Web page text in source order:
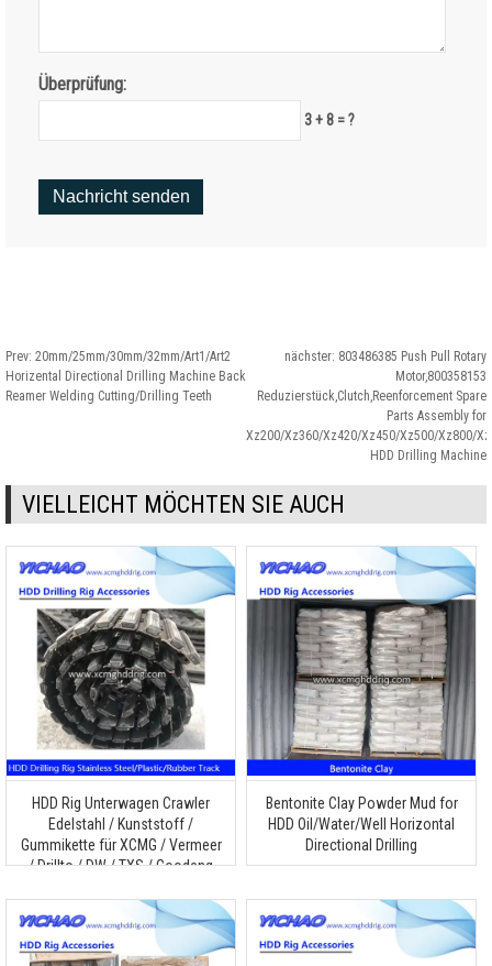
Überprüfung:
3 + 8 = ?
Prev: 20mm/25mm/30mm/32mm/Art1/Art2
Horizental Directional Drilling Machine Back
Reamer Welding Cutting/Drilling Teeth
nächster: 803486385 Push Pull Rotary
Motor,800358153
Reduzierstück,Clutch,Reenforcement Spare
Parts Assembly for
Xz200/Xz360/Xz420/Xz450/Xz500/Xz800/
HDD Drilling Machine
VIELLEICHT MÖCHTEN SIE AUCH
HDD Rig Unterwagen Crawler
Edelstahl / Kunststoff /
Gummikette für XCMG / Vermeer
/ Drillto / DW / TXS / Goodeng
Terra Horizontalbohrmaschine
Bentonite Clay Powder Mud for
HDD Oil/Water/Well Horizontal
Directional Drilling